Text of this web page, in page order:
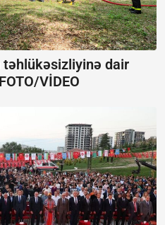
təhlükəsizliyinə dair
FOTO/VİDEO